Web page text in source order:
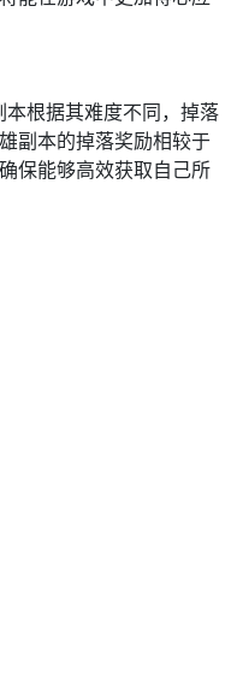
根据其难度不同，掉落
副本的掉落奖励相较于
保能够高效获取自己所